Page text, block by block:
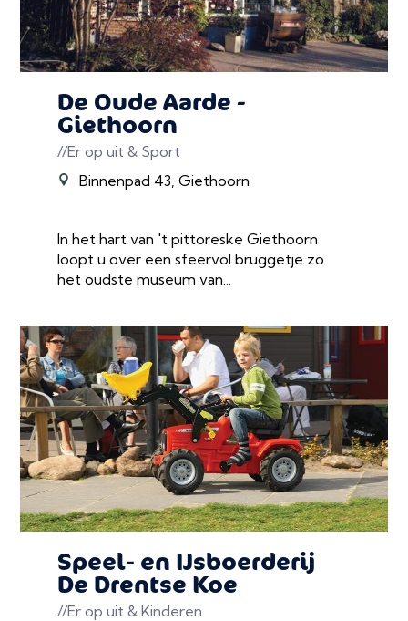
De Oude Aarde -
Giethoorn
//Er op uit & Sport
Binnenpad 43, Giethoorn
In het hart van 't pittoreske Giethoorn
loopt u over een sfeervol bruggetje zo
het oudste museum van...
Speel- en IJsboerderij
De Drentse Koe
//Er op uit & Kinderen